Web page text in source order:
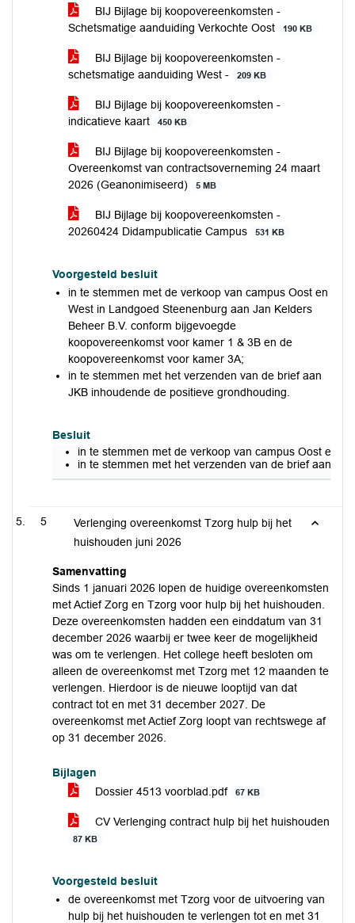
BIJ Bijlage bij koopovereenkomsten -
Schetsmatige aanduiding Verkochte Oost
190 KB
BIJ Bijlage bij koopovereenkomsten -
schetsmatige aanduiding West -
209 KB
BIJ Bijlage bij koopovereenkomsten -
indicatieve kaart
450 KB
BIJ Bijlage bij koopovereenkomsten -
Overeenkomst van contractsoverneming 24 maart
2026 (Geanonimiseerd)
5 MB
BIJ Bijlage bij koopovereenkomsten -
20260424 Didampublicatie Campus
531 KB
Voorgesteld besluit
in te stemmen met de verkoop van campus Oost en
West in Landgoed Steenenburg aan Jan Kelders
Beheer B.V. conform bijgevoegde
koopovereenkomst voor kamer 1 & 3B en de
koopovereenkomst voor kamer 3A;
in te stemmen met het verzenden van de brief aan
JKB inhoudende de positieve grondhouding.
Besluit
in te stemmen met de verkoop van campus Oost en
in te stemmen met het verzenden van de brief aan
5
Verlenging overeenkomst Tzorg hulp bij het
huishouden juni 2026
Samenvatting
Sinds 1 januari 2026 lopen de huidige overeenkomsten
met Actief Zorg en Tzorg voor hulp bij het huishouden.
Deze overeenkomsten hadden een einddatum van 31
december 2026 waarbij er twee keer de mogelijkheid
was om te verlengen. Het college heeft besloten om
alleen de overeenkomst met Tzorg met 12 maanden te
verlengen. Hierdoor is de nieuwe looptijd van dat
contract tot en met 31 december 2027. De
overeenkomst met Actief Zorg loopt van rechtswege af
op 31 december 2026.
Bijlagen
Dossier 4513 voorblad.pdf
67 KB
CV Verlenging contract hulp bij het huishouden
87 KB
Voorgesteld besluit
de overeenkomst met Tzorg voor de uitvoering van
hulp bij het huishouden te verlengen tot en met 31